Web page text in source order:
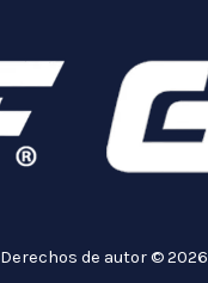
Derechos de autor © 2026